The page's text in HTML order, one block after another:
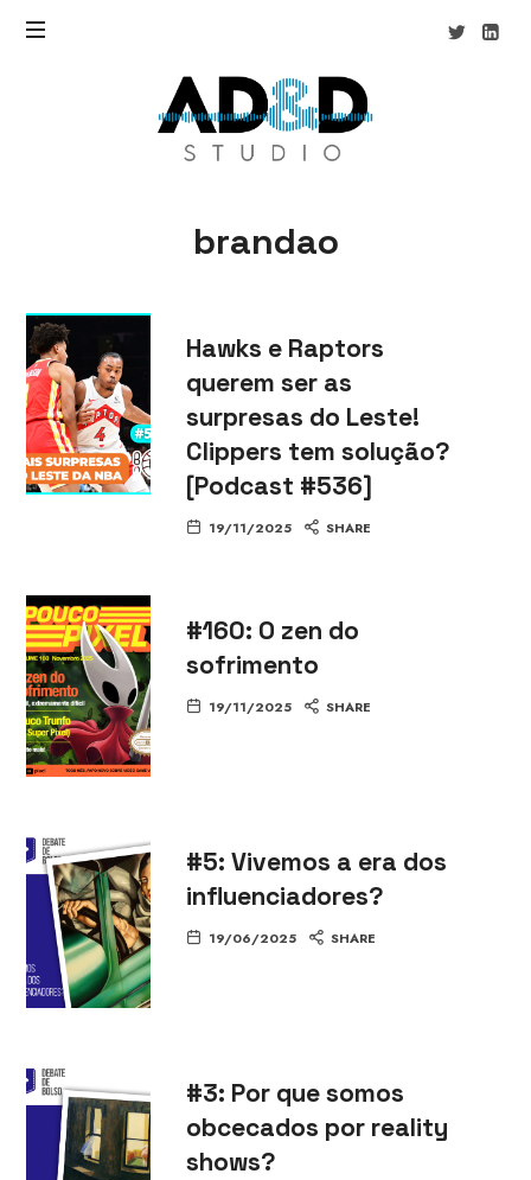
AD&D
Studio
brandao
Hawks e Raptors
querem ser as
surpresas do Leste!
Clippers tem solução?
[Podcast #536]
19/11/2025 SHARE
#160: O zen do
sofrimento
19/11/2025 SHARE
#5: Vivemos a era dos
influenciadores?
19/06/2025 SHARE
#3: Por que somos
obcecados por reality
shows?